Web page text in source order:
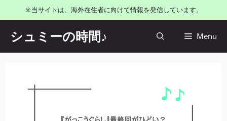
ン
ツ
※当サイトは、海外在住者に向けて情報を発信しています。
シュミーの時間♪ Menu